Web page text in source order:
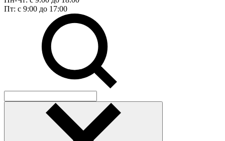
Пт: с 9:00 до 17:00